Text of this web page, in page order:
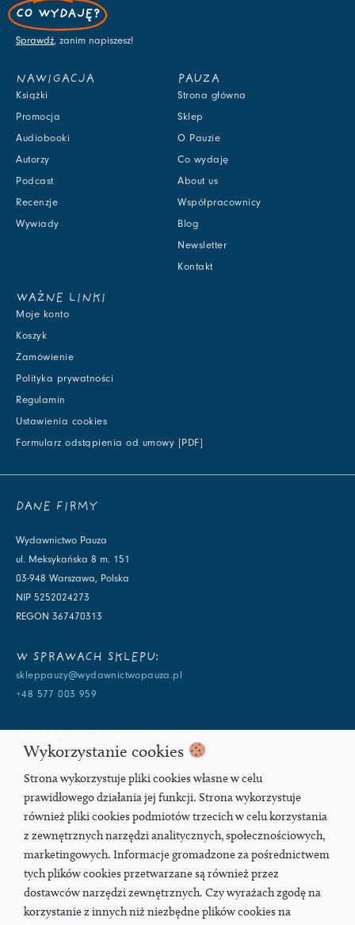
CO WYDAJĘ?
Sprawdź, zanim napiszesz!
NAWIGACJA
Książki
Promocja
Audiobooki
Autorzy
Podcast
Recenzje
Wywiady
PAUZA
Strona główna
Sklep
O Pauzie
Co wydaję
About us
Współpracownicy
Blog
Newsletter
Kontakt
WAŻNE LINKI
Moje konto
Koszyk
Zamówienie
Polityka prywatności
Regulamin
Ustawienia cookies
Formularz odstąpienia od umowy [PDF]
DANE FIRMY
Wydawnictwo Pauza
ul. Meksykańska 8 m. 151
03-948 Warszawa, Polska
NIP 5252024273
REGON 367470313
W SPRAWACH SKLEPU:
skleppauzy@wydawnictwopauza.pl
+48 577 003 959
info@wydawnictwopauza.pl
+48 501 177 119 (czynny w dni powszednie w godzinach 11-15,
proszę o wysłanie wiadomości SMS, gdybym nie odbierała)
SOCIAL MEDIA
PODCAST
Wykorzystanie cookies
Strona wykorzystuje pliki cookies własne w celu
prawidłowego działania jej funkcji. Strona wykorzystuje
również pliki cookies podmiotów trzecich w celu korzystania
z zewnętrznych narzędzi analitycznych, społecznościowych,
marketingowych. Informacje gromadzone za pośrednictwem
tych plików cookies przetwarzane są również przez
dostawców narzędzi zewnętrznych. Czy wyrażach zgodę na
korzystanie z innych niż niezbędne plików cookies na